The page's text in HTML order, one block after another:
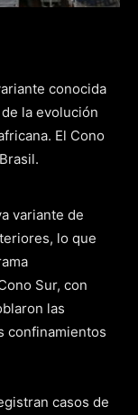
conocida
la evolución
El Cono
variante de
lo que
Sur, con
las
confinamientos
casos de